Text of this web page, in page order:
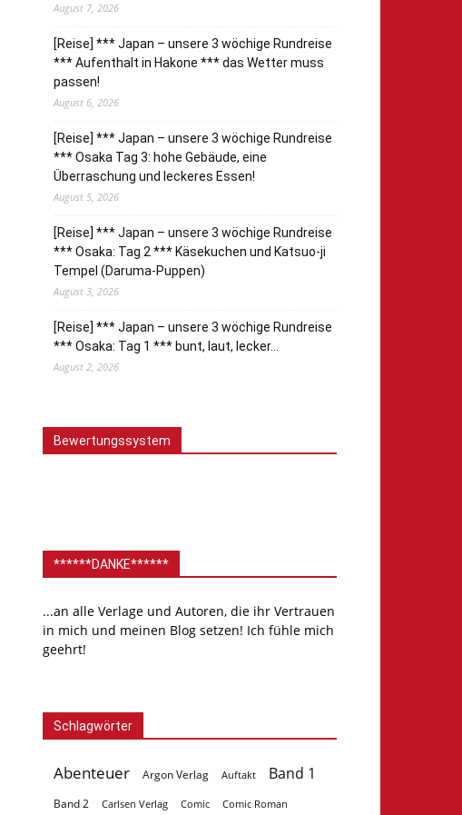
August 7, 2026
[Reise] *** Japan – unsere 3 wöchige Rundreise
*** Aufenthalt in Hakone *** das Wetter muss
passen!
August 6, 2026
[Reise] *** Japan – unsere 3 wöchige Rundreise
*** Osaka Tag 3: hohe Gebäude, eine
Überraschung und leckeres Essen!
August 5, 2026
[Reise] *** Japan – unsere 3 wöchige Rundreise
*** Osaka: Tag 2 *** Käsekuchen und Katsuo-ji
Tempel (Daruma-Puppen)
August 3, 2026
[Reise] *** Japan – unsere 3 wöchige Rundreise
*** Osaka: Tag 1 *** bunt, laut, lecker…
August 2, 2026
Bewertungssystem
******DANKE******
...an alle Verlage und Autoren, die ihr Vertrauen
in mich und meinen Blog setzen! Ich fühle mich
geehrt!
Schlagwörter
Abenteuer Argon Verlag Auftakt Band 1
Band 2 Carlsen Verlag Comic Comic Roman